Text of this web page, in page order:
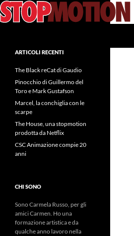
Vai
al
ARTICOLI RECENTI
The Black reCat di Gaudio
Pinocchio di Guillermo del
Toro e Mark Gustafson
Marcel, la conchiglia con le
scarpe
The House, una stopmotion
prodotta da Netflix
CSC Animazione compie 20
anni
CHI SONO
Sono Carmela Russo, per gli
amici Carmen. Ho una
formazione artistica e da
qualche anno lavoro nella